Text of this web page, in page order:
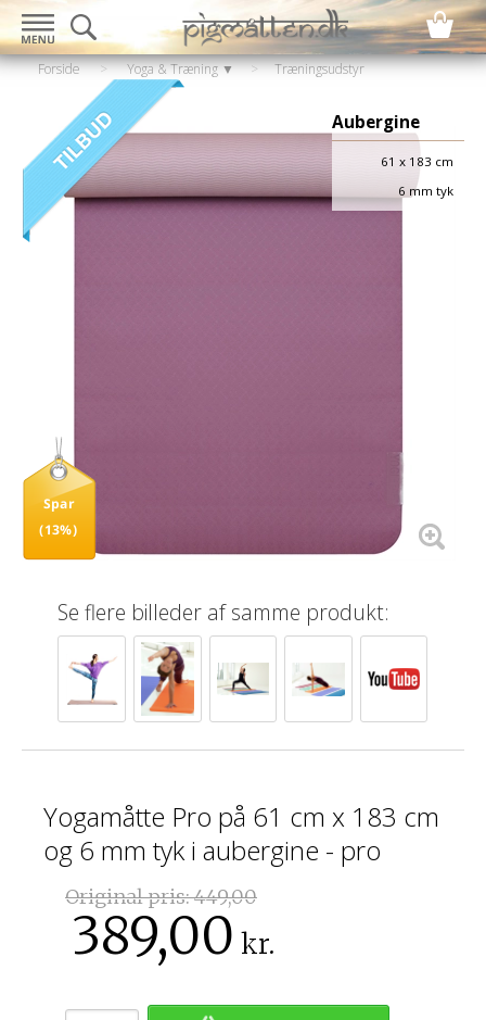
Forside > Yoga & Træning ▼ >
Træningsudstyr
Træningsmåtte
Aubergine
61 x 183 cm
6 mm tyk
Spar
(13%)
Se flere billeder af samme produkt:
Yogamåtte Pro på 61 cm x 183 cm
og 6 mm tyk i aubergine - pro
Original pris:449,00
389,00 kr.